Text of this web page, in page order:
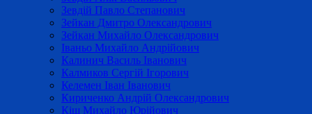
Зевдій Павло Степанович
Зейкан Дмитро Олександрович
Зейкан Михайло Олександрович
Іваньо Михайло Андрійович
Калинич Василь Іванович
Калмиков Сергій Ігорович
Келемен Іван Іванович
Кириченко Андрій Олександрович
Кіш Михайло Юрійович